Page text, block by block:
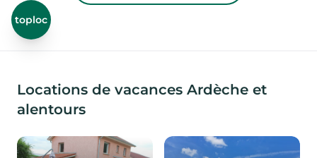
toploc
Locations de vacances Ardèche et
alentours